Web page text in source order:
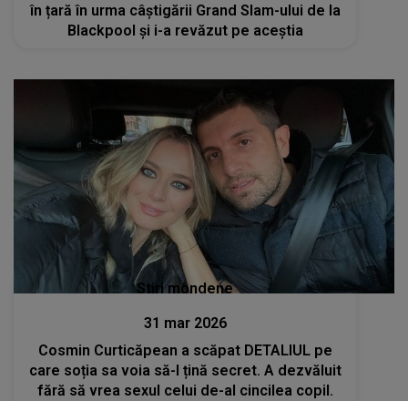
în țară în urma câștigării Grand Slam-ului de la
Blackpool și i-a revăzut pe aceștia
Stiri mondene
31 mar 2026
Cosmin Curticăpean a scăpat DETALIUL pe
care soția sa voia să-l țină secret. A dezvăluit
fără să vrea sexul celui de-al cincilea copil.